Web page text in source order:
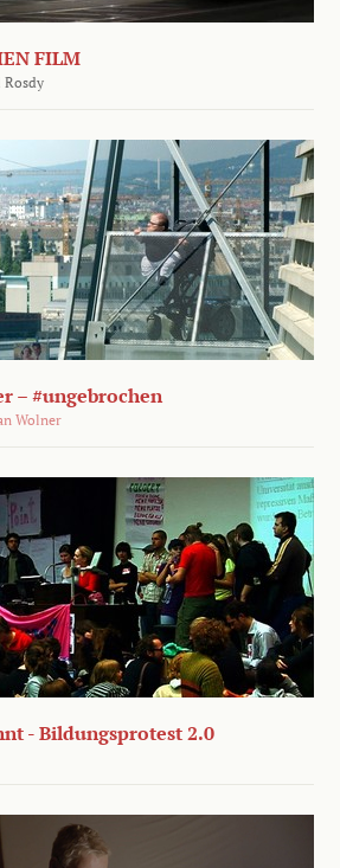
FILM
Rosdy
– #ungebrochen
Wolner
- Bildungsprotest 2.0